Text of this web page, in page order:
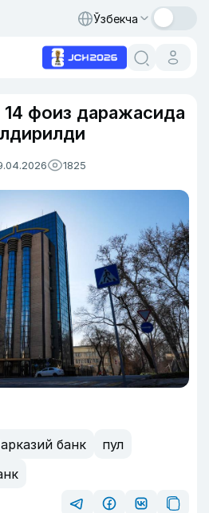
Ўзбекча
14 фоиз даражасида
1825
банк
пул